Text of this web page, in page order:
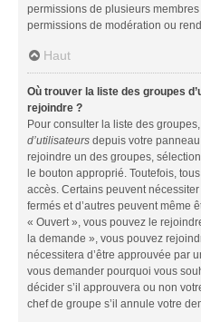
permissions de plusieurs
permissions de modération ou
Haut
Où trouver la liste des groupes
rejoindre ?
Pour consulter la liste des
d’utilisateurs depuis votre
rejoindre un des groupes,
le bouton approprié. Toutefois,
accès. Certains peuvent
fermés et d’autres peuvent même
« Ouvert », vous pouvez le
la demande », vous pouvez
nécessitera d’être approuvée par
vous demander pourquoi vous
décider s’il approuvera ou non
chef de groupe s’il annule votre